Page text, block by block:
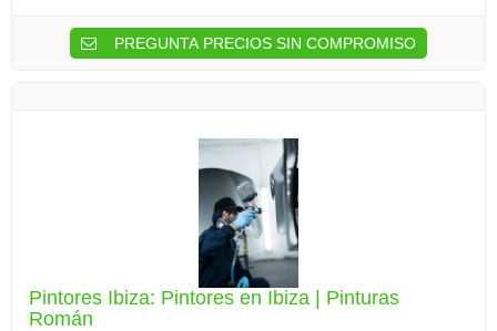
PREGUNTA PRECIOS SIN COMPROMISO
Pintores Ibiza: Pintores en Ibiza | Pinturas
Román